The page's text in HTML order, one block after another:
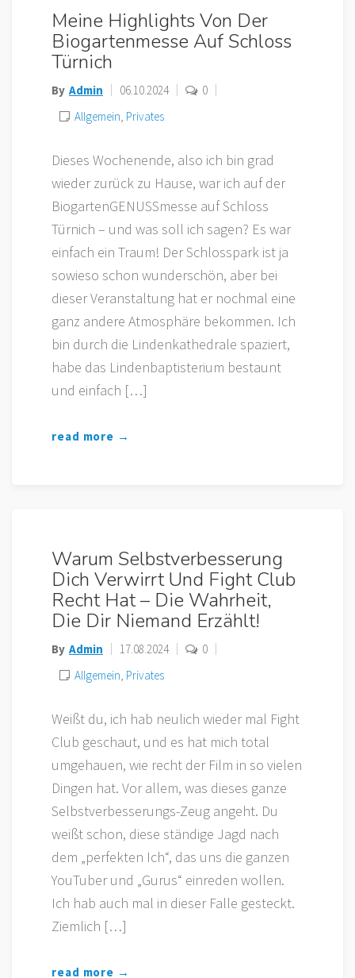
Meine Highlights Von Der
Biogartenmesse Auf Schloss
Türnich
By Admin 06.10.2024
0
Allgemein, Privates
Dieses Wochenende, also ich bin grad
wieder zurück zu Hause, war ich auf der
BiogartenGENUSSmesse auf Schloss
Türnich – und was soll ich sagen? Es war
einfach ein Traum! Der Schlosspark ist ja
sowieso schon wunderschön, aber bei
dieser Veranstaltung hat er nochmal eine
ganz andere Atmosphäre bekommen. Ich
bin durch die Lindenkathedrale spaziert,
habe das Lindenbaptisterium bestaunt
und einfach […]
read more →
Warum Selbstverbesserung
Dich Verwirrt Und Fight Club
Recht Hat – Die Wahrheit,
Die Dir Niemand Erzählt!
By Admin 17.08.2024
0
Allgemein, Privates
Weißt du, ich hab neulich wieder mal Fight
Club geschaut, und es hat mich total
umgehauen, wie recht der Film in so vielen
Dingen hat. Vor allem, was dieses ganze
Selbstverbesserungs-Zeug angeht. Du
weißt schon, diese ständige Jagd nach
dem „perfekten Ich“, das uns die ganzen
YouTuber und „Gurus“ einreden wollen.
Ich hab auch mal in dieser Falle gesteckt.
Ziemlich […]
read more →